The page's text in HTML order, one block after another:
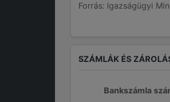
Forrás: Igazságügyi
SZÁMLÁK ÉS
Bankszámla